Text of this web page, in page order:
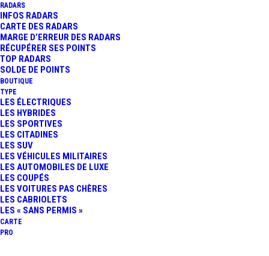
RADARS
INFOS RADARS
CARTE DES RADARS
MARGE D’ERREUR DES RADARS
RÉCUPÉRER SES POINTS
TOP RADARS
SOLDE DE POINTS
BOUTIQUE
TYPE
LES ÉLECTRIQUES
LES HYBRIDES
LES SPORTIVES
LES CITADINES
LES SUV
LES VÉHICULES MILITAIRES
LES AUTOMOBILES DE LUXE
LES COUPÉS
LES VOITURES PAS CHÈRES
LES CABRIOLETS
LES « SANS PERMIS »
CARTE
PRO